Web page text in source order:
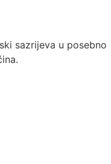
sazrijeva u posebno